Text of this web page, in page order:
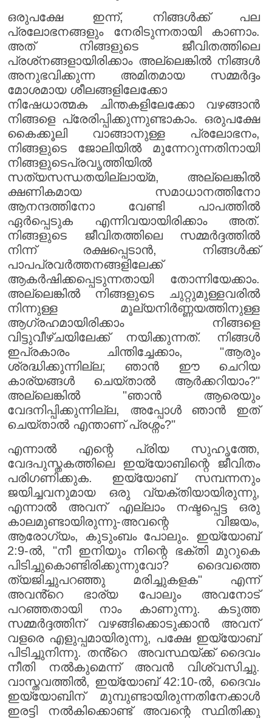
ഒരുപക്ഷേ ഇന്ന്, നിങ്ങൾക്ക് പല
പ്രലോഭനങ്ങളും നേരിടുന്നതായി കാണാം.
അത് നിങ്ങളുടെ ജീവിതത്തിലെ
പ്രശ്‌നങ്ങളായിരിക്കാം അല്ലെങ്കിൽ നിങ്ങൾ
അനുഭവിക്കുന്ന അമിതമായ സമ്മർദ്ദം
മോശമായ ശീലങ്ങളിലേക്കോ
നിഷേധാത്മക ചിന്തകളിലേക്കോ വഴങ്ങാൻ
നിങ്ങളെ പ്രേരിപ്പിക്കുന്നുണ്ടാകാം. ഒരുപക്ഷേ
കൈക്കൂലി വാങ്ങാനുള്ള പ്രലോഭനം,
നിങ്ങളുടെ ജോലിയിൽ മുന്നേറുന്നതിനായി
നിങ്ങളുടെപ്രവൃത്തിയിൽ
സത്യസന്ധതയില്ലായ്മ, അല്ലെങ്കിൽ
ക്ഷണികമായ സമാധാനത്തിനോ
ആനന്ദത്തിനോ വേണ്ടി പാപത്തിൽ
ഏർപ്പെടുക എന്നിവയായിരിക്കാം അത്.
നിങ്ങളുടെ ജീവിതത്തിലെ സമ്മർദ്ദത്തിൽ
നിന്ന് രക്ഷപ്പെടാൻ, നിങ്ങൾക്ക്
പാപപ്രവർത്തനങ്ങളിലേക്ക്
ആകർഷിക്കപ്പെടുന്നതായി തോന്നിയേക്കാം.
അല്ലെങ്കിൽ നിങ്ങളുടെ ചുറ്റുമുള്ളവരിൽ
നിന്നുള്ള മൂല്യനിർണ്ണയത്തിനുള്ള
ആഗ്രഹമായിരിക്കാം നിങ്ങളെ
വിട്ടുവീഴ്ചയിലേക്ക് നയിക്കുന്നത്. നിങ്ങൾ
ഇപ്രകാരം ചിന്തിച്ചേക്കാം, "ആരും
ശ്രദ്ധിക്കുന്നില്ല; ഞാൻ ഈ ചെറിയ
കാര്യങ്ങൾ ചെയ്താൽ ആർക്കറിയാം?"
അല്ലെങ്കിൽ "ഞാൻ ആരെയും
വേദനിപ്പിക്കുന്നില്ല, അപ്പോൾ ഞാൻ ഇത്
ചെയ്താൽ എന്താണ് പ്രശ്നം?"
എന്നാൽ എന്റെ പ്രിയ സുഹൃത്തേ,
വേദപുസ്തകത്തിലെ ഇയ്യോബിന്റെ ജീവിതം
പരിഗണിക്കുക. ഇയ്യോബ് സമ്പന്നനും
ജയിച്ചവനുമായ ഒരു വ്യക്തിയായിരുന്നു,
എന്നാൽ അവന് എല്ലാം നഷ്ടപ്പെട്ട ഒരു
കാലമുണ്ടായിരുന്നു-അവന്റെ വിജയം,
ആരോഗ്യം, കുടുംബം പോലും. ഇയ്യോബ്
2:9-ൽ, "നീ ഇനിയും നിന്റെ ഭക്തി മുറുകെ
പിടിച്ചുകൊണ്ടിരിക്കുന്നുവോ? ദൈവത്തെ
ത്യജിച്ചുപറഞ്ഞു മരിച്ചുകളക" എന്ന്
അവൻ്റെ ഭാര്യ പോലും അവനോട്
പറഞ്ഞതായി നാം കാണുന്നു. കടുത്ത
സമ്മർദ്ദത്തിന് വഴങ്ങിക്കൊടുക്കാൻ അവന്
വളരെ എളുപ്പമായിരുന്നു, പക്ഷേ ഇയ്യോബ്
പിടിച്ചുനിന്നു. തൻ്റെ അവസ്ഥയ്ക്ക് ദൈവം
നീതി നൽകുമെന്ന് അവൻ വിശ്വസിച്ചു.
വാസ്തവത്തിൽ, ഇയ്യോബ് 42:10-ൽ, ദൈവം
ഇയ്യോബിന് മുമ്പുണ്ടായിരുന്നതിനേക്കാൾ
ഇരട്ടി നൽകിക്കൊണ്ട് അവന്റെ സ്ഥിതിക്കു